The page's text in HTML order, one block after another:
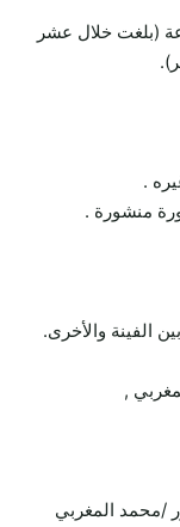
(بلغت خلال عشر
.
منشورة .
الفينة والأخرى.
,
/محمد المغربي